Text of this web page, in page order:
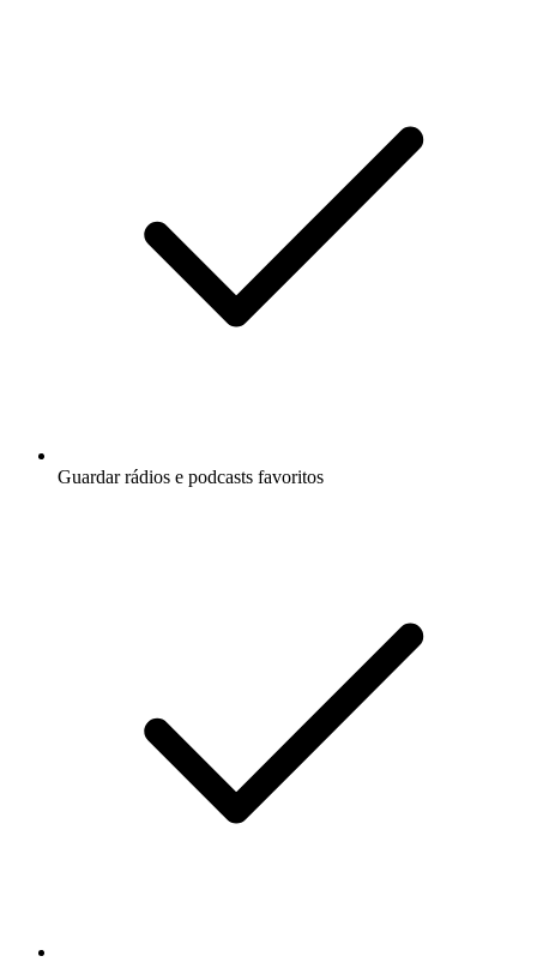
Guardar rádios e podcasts favoritos